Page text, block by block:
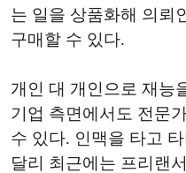
는 일을 상품화해 의뢰
구매할 수 있다.
개인 대 개인으로 재능
기업 측면에서도 전문
수 있다. 인맥을 타고
달리 최근에는 프리랜